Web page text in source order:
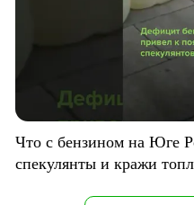
Что с бензином на Юге
спекулянты и кражи